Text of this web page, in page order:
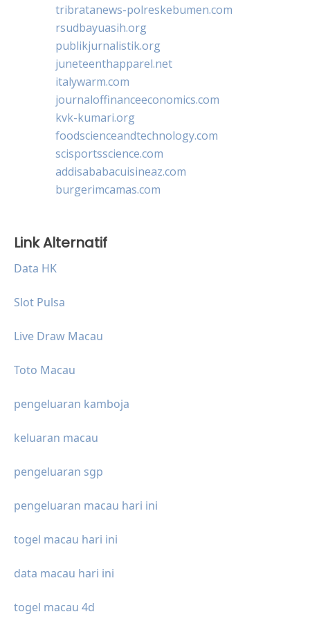
tribratanews-polreskebumen.com
rsudbayuasih.org
publikjurnalistik.org
juneteenthapparel.net
italywarm.com
journaloffinanceeconomics.com
kvk-kumari.org
foodscienceandtechnology.com
scisportsscience.com
addisababacuisineaz.com
burgerimcamas.com
Link Alternatif
Data HK
Slot Pulsa
Live Draw Macau
Toto Macau
pengeluaran kamboja
keluaran macau
pengeluaran sgp
pengeluaran macau hari ini
togel macau hari ini
data macau hari ini
togel macau 4d